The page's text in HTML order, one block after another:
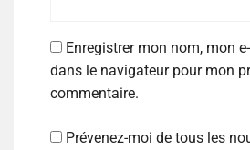
Enregistrer mon nom, mon
dans le navigateur pour mon
commentaire.
Prévenez-moi de tous les